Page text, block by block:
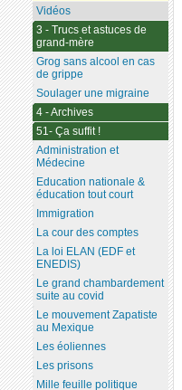
Vidéos
3 - Trucs et astuces de
grand-mère
Grog sans alcool en cas
de grippe
Soulager une migraine
4 - Archives
51- Ça suffit !
Administration et
Médecine
Education nationale &
éducation tout court
Immigration
La cour des comptes
La loi ELAN (EDF et
ENEDIS)
Le grand chambardement
suite au covid
Le mouvement Zapatiste
au Mexique
Les éoliennes
Les prisons
Mille feuille politique